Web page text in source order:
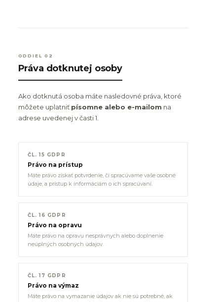
ODDIEL 02
Práva dotknutej osoby
Ako dotknutá osoba máte nasledovné práva, ktoré
môžete uplatniť písomne alebo e-mailom na
adrese uvedenej v časti 1.
ČL. 15 GDPR
Právo na prístup
Máte právo získať potvrdenie, či spracúvame vaše osobné
údaje, a prístup k informáciám o ich spracúvaní.
ČL. 16 GDPR
Právo na opravu
Máte právo na opravu nesprávnych alebo doplnenie
neúplných osobných údajov.
ČL. 17 GDPR
Právo na výmaz
Máte právo na vymazanie údajov ak nie sú potrebné, ak